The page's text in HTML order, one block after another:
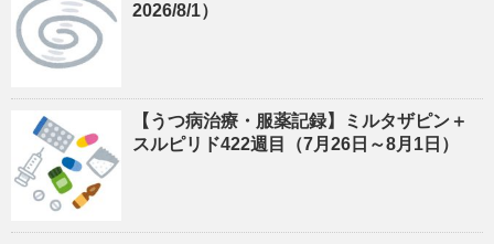
2026/8/1）
【うつ病治療・服薬記録】ミルタザピン＋
スルピリド422週目（7月26日～8月1日）